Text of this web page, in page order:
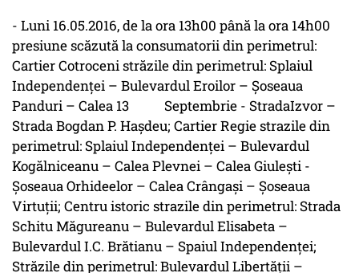
- Luni 16.05.2016, de la ora 13h00 până la ora 14h00
presiune scăzută la consumatorii din perimetrul:
Cartier Cotroceni străzile din perimetrul: Splaiul
Independenței – Bulevardul Eroilor – Șoseaua
Panduri – Calea 13 Septembrie - StradaIzvor –
Strada Bogdan P. Hașdeu; Cartier Regie strazile din
perimetrul: Splaiul Independenței – Bulevardul
Kogălniceanu – Calea Plevnei – Calea Giulești -
Șoseaua Orhideelor – Calea Crângași – Șoseaua
Virtuții; Centru istoric strazile din perimetrul: Strada
Schitu Măgureanu – Bulevardul Elisabeta –
Bulevardul I.C. Brătianu – Spaiul Independenței;
Străzile din perimetrul: Bulevardul Libertății –